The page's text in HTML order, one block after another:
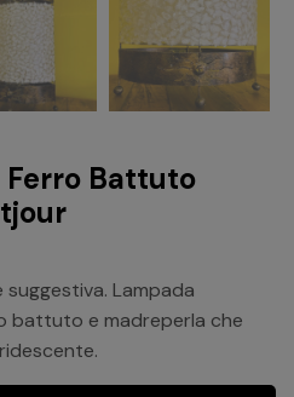
Battuto
suggestiva. Lampada
battuto e madreperla che